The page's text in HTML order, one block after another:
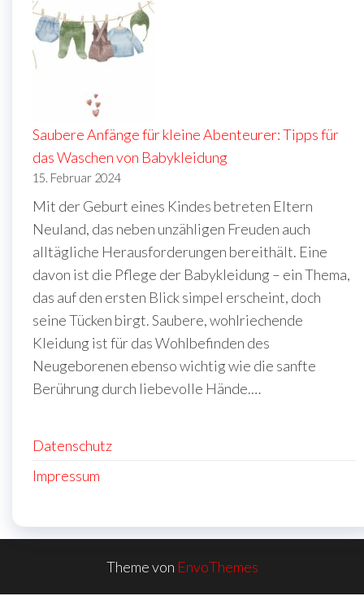
Saubere Anfänge für kleine Abenteurer: Tipps für
das Waschen von Babykleidung
15. Februar 2024
Mit der Geburt eines Kindes betreten Eltern
Neuland, das neben unzähligen Freuden auch
alltägliche Herausforderungen bereithält. Eine
davon ist die Pflege der Babykleidung – ein Thema,
das auf den ersten Blick simpel erscheint, doch
seine Tücken birgt. Saubere, wohlriechende
Kleidung ist für das Wohlbefinden des
Neugeborenen ebenso wichtig wie die sanfte
Berührung durch liebevolle Hände.…
Datenschutz
Impressum
Theme von EnvoThemes